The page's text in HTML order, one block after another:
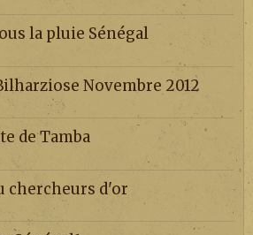
la pluie Sénégal
Novembre 2012
de Tamba
chercheurs d'or